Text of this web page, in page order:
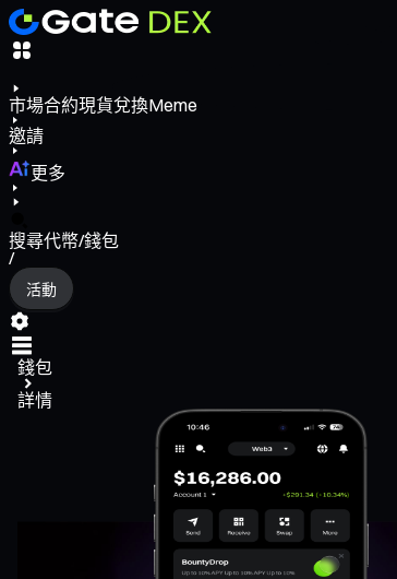
市場合約現貨兌換Meme
邀請
更多
搜尋代幣/錢包
/
活動
錢包
詳情